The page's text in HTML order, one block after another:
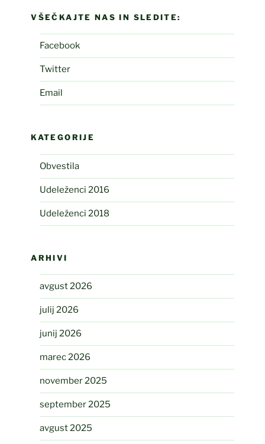
VŠEČKAJTE NAS IN SLEDITE:
Facebook
Twitter
Email
KATEGORIJE
Obvestila
Udeleženci 2016
Udeleženci 2018
ARHIVI
avgust 2026
julij 2026
junij 2026
marec 2026
november 2025
september 2025
avgust 2025